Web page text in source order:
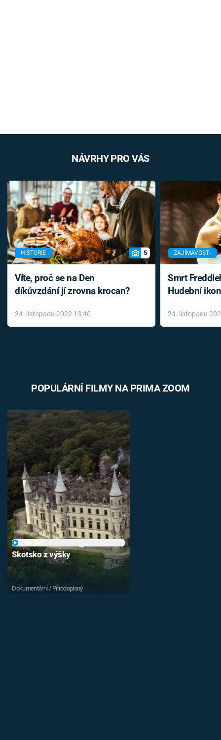
NÁVRHY PRO VÁS
HISTORIE 5
Víte, proč se na Den
díkůvzdání jí zrovna krocan?
24. listopadu 2022 13:40
ZAJÍMAVOSTI
Smrt
Hudební
léky
24. listopadu
POPULÁRNÍ FILMY NA PRIMA ZOOM
Skotsko z výšky
Dokumentární / Přírodopisný